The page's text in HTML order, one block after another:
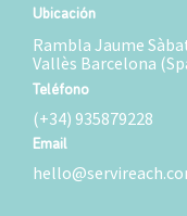
Ubicación
Rambla Jaume
Vallès Barcelona
Teléfono
(+34) 935879228
Email